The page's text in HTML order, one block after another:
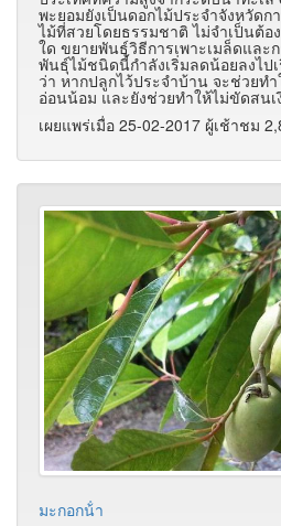
พะยอมยังเป็นดอกไม้ประจำจังหวัด
ไม้ที่สวยโดยธรรมชาติ ไม่จำเป็นต้อ
ใด ขยายพันธุ์วิธีการเพาะเมล็ดและ
พันธุ์ไม้ชนิดนี้กำลังเริ่มลดน้อยลงไป
ว่า หากปลูกไว้ประจำบ้าน จะช่วยท
อ่อนน้อม และยังช่วยทำให้ไม่ขัดสนเ
เผยแพร่เมื่อ 25-02-2017 ผู้เช้าชม
มะกอกน้ํา